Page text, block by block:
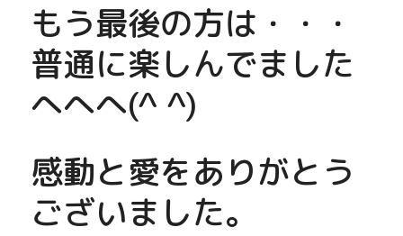
もう最後の方は・・・
普通に楽しんでました
へへへ(^ ^)
感動と愛をありがとう
ございました。